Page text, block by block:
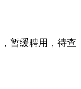
暂缓聘用，待查